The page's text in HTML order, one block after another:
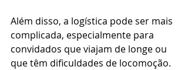
Além disso, a logística pode ser mais
complicada, especialmente para
convidados que viajam de longe ou
que têm dificuldades de locomoção.